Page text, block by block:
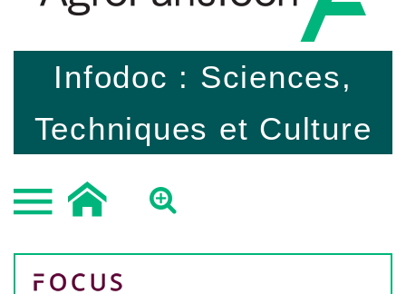
Infodoc : Sciences,
Techniques et Culture